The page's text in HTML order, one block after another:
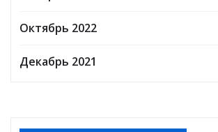
Октябрь 2022
Декабрь 2021